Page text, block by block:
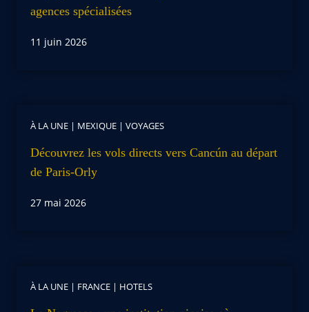
agences spécialisées
11 juin 2026
À LA UNE | MEXIQUE | VOYAGES
Découvrez les vols directs vers Cancún au départ
de Paris-Orly
27 mai 2026
À LA UNE | FRANCE | HOTELS